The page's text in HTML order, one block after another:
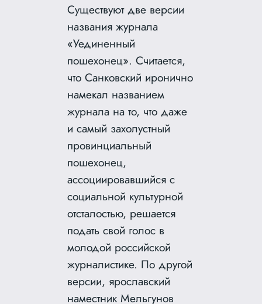
Существуют две версии
названия журнала
«Уединенный
пошехонец». Считается,
что Санковский иронично
намекал названием
журнала на то, что даже
и самый захолустный
провинциальный
пошехонец,
ассоциировавшийся с
социальной культурной
отсталостью, решается
подать свой голос в
молодой российской
журналистике. По другой
версии, ярославский
наместник Мельгунов